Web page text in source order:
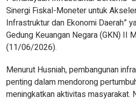
Sinergi Fiskal-Moneter untuk
Infrastruktur dan Ekonomi Daerah”
Gedung Keuangan Negara (GKN) II
(11/06/2026).
Menurut Husniah, pembangunan
penting dalam mendorong
meningkatkan aktivitas masyarakat.